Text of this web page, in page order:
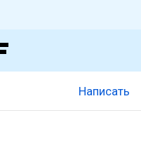
Написать